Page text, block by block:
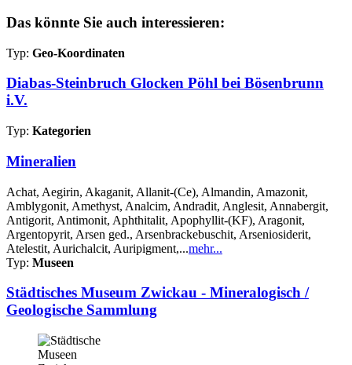
Das könnte Sie auch interessieren:
Typ: Geo-Koordinaten
Diabas-Steinbruch Glocken Pöhl bei Bösenbrunn
i.V.
Typ: Kategorien
Mineralien
Achat, Aegirin, Akaganit, Allanit-(Ce), Almandin, Amazonit,
Amblygonit, Amethyst, Analcim, Andradit, Anglesit, Annabergit,
Antigorit, Antimonit, Aphthitalit, Apophyllit-(KF), Aragonit,
Argentopyrit, Arsen ged., Arsenbrackebuschit, Arseniosiderit,
Atelestit, Aurichalcit, Auripigment,...mehr...
Typ: Museen
Städtisches Museum Zwickau - Mineralogisch /
Geologische Sammlung